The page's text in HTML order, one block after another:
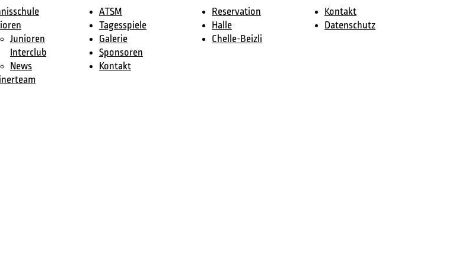
Junioren
Interclub
News
ATSM
Tagesspiele
Galerie
Sponsoren
Kontakt
Reservation
Halle
Chelle-Beizli
Kontakt
Datenschutz